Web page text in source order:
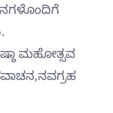
ಮಹೋತ್ಸವ